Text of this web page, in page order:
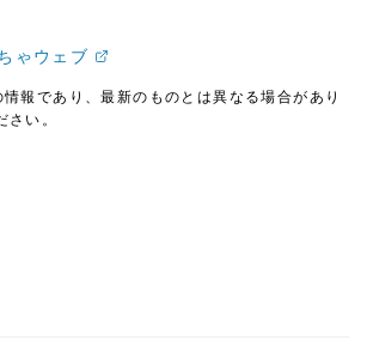
ゃウェブ
報であり、最新のものとは異なる場合があり
い。